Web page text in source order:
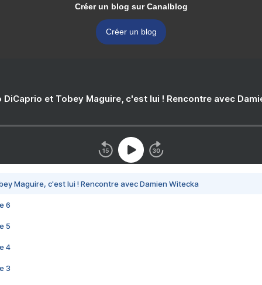
Créer un blog sur Canalblog
Créer un blog
DiCaprio et Tobey Maguire, c'est lui ! Rencontre avec
Maguire, c'est lui ! Rencontre avec Damien Witecka
6
5
4
3